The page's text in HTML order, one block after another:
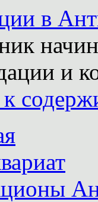
в
и